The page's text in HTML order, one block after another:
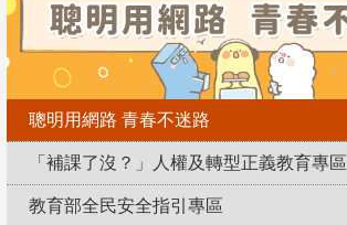
聰明用網路 青春不迷路
「補課了沒？」人權及轉型正義教育專區
教育部全民安全指引專區